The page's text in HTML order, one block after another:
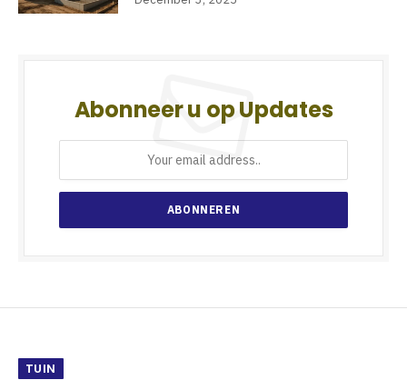
Abonneer u op Updates
TUIN